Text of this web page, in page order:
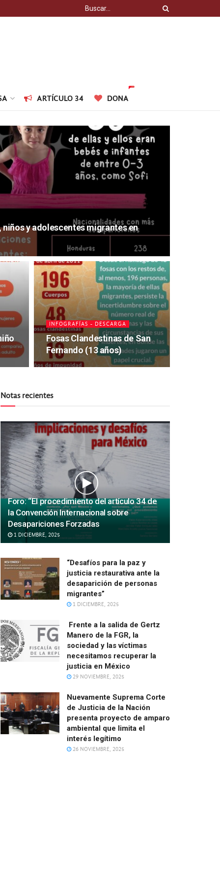
ARTÍCULO 34 DONA
niños y adolescentes migrantes en
INFOGRAFÍAS - DESCARGA
Fosas Clandestinas de San
Fernando (13 años)
Notas recientes
Foro: “El procedimiento del artículo 34 de
la Convención Internacional sobre
Desapariciones Forzadas
1 DICIEMBRE, 2025
“Desafíos para la paz y
justicia restaurativa ante la
desaparición de personas
migrantes”
1 DICIEMBRE, 2025
Frente a la salida de Gertz
Manero de la FGR, la
sociedad y las víctimas
necesitamos recuperar la
justicia en México
29 NOVIEMBRE, 2025
Nuevamente Suprema Corte
de Justicia de la Nación
presenta proyecto de amparo
ambiental que limita el
interés legítimo
26 NOVIEMBRE, 2025